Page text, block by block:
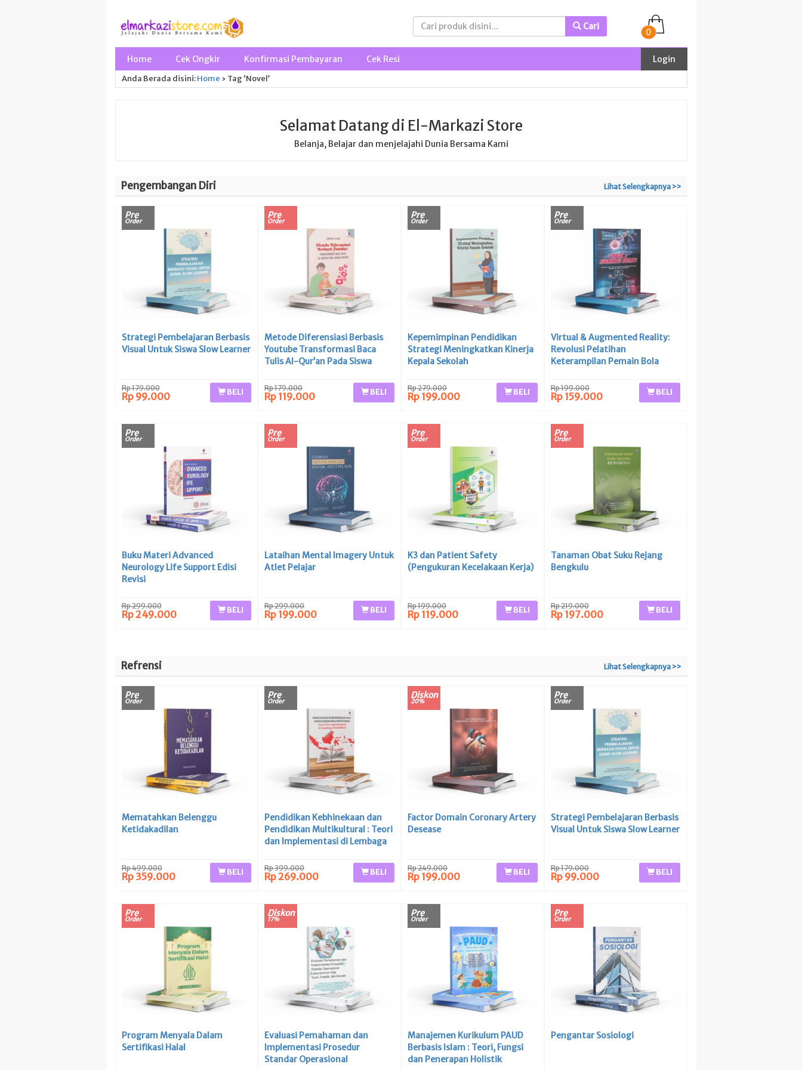
Cari
0
Home Cek Ongkir Konfirmasi Pembayaran Cek Resi Login
Anda Berada disini: Home › Tag ‘Novel’
Selamat Datang di El-Markazi Store
Belanja, Belajar dan menjelajahi Dunia Bersama Kami
Pengembangan Diri Lihat Selengkapnya >>
Pre
Order
Strategi Pembelajaran Berbasis
Visual Untuk Siswa Slow Learner
Rp 179.000
Rp 99.000 BELI
Pre
Order
Metode Diferensiasi Berbasis
Youtube Transformasi Baca
Tulis Al-Qur’an Pada Siswa
Rp 179.000
Rp 119.000 BELI
Pre
Order
Kepemimpinan Pendidikan
Strategi Meningkatkan Kinerja
Kepala Sekolah
Rp 279.000
Rp 199.000 BELI
Pre
Order
Virtual & Augmented Reality:
Revolusi Pelatihan
Keterampilan Pemain Bola
Rp 199.000
Rp 159.000 BELI
Pre
Order
Buku Materi Advanced
Neurology Life Support Edisi
Revisi
Rp 299.000
Rp 249.000 BELI
Pre
Order
Lataihan Mental Imagery Untuk
Atlet Pelajar
Rp 299.000
Rp 199.000 BELI
Pre
Order
K3 dan Patient Safety
(Pengukuran Kecelakaan Kerja)
Rp 199.000
Rp 119.000 BELI
Pre
Order
Tanaman Obat Suku Rejang
Bengkulu
Rp 219.000
Rp 197.000 BELI
Refrensi Lihat Selengkapnya >>
Pre
Order
Mematahkan Belenggu
Ketidakadilan
Rp 499.000
Rp 359.000 BELI
Pre
Order
Pendidikan Kebhinekaan dan
Pendidikan Multikultural : Teori
dan Implementasi di Lembaga
Rp 399.000
Rp 269.000 BELI
Diskon
20%
Factor Domain Coronary Artery
Desease
Rp 249.000
Rp 199.000 BELI
Pre
Order
Strategi Pembelajaran Berbasis
Visual Untuk Siswa Slow Learner
Rp 179.000
Rp 99.000 BELI
Pre
Order
Program Menyala Dalam
Sertifikasi Halal
Diskon
17%
Evaluasi Pemahaman dan
Implementasi Prosedur
Standar Operasional
Pre
Order
Manajemen Kurikulum PAUD
Berbasis Islam : Teori, Fungsi
dan Penerapan Holistik
Pre
Order
Pengantar Sosiologi